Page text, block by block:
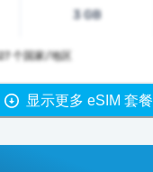
3 GB
外 127 个国家/地区
显示更多 eSIM 套餐